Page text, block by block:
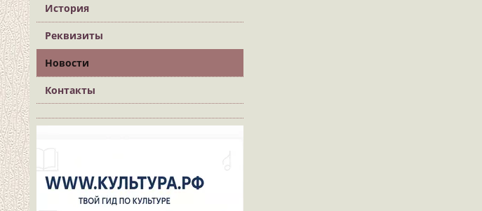
История
Реквизиты
Новости
Контакты